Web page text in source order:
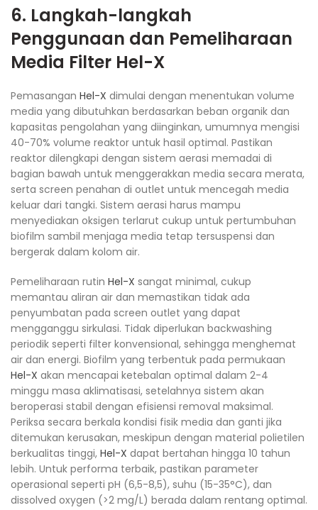
6. Langkah-langkah
Penggunaan dan Pemeliharaan
Media Filter Hel-X
Pemasangan Hel-X dimulai dengan menentukan volume
media yang dibutuhkan berdasarkan beban organik dan
kapasitas pengolahan yang diinginkan, umumnya mengisi
40-70% volume reaktor untuk hasil optimal. Pastikan
reaktor dilengkapi dengan sistem aerasi memadai di
bagian bawah untuk menggerakkan media secara merata,
serta screen penahan di outlet untuk mencegah media
keluar dari tangki. Sistem aerasi harus mampu
menyediakan oksigen terlarut cukup untuk pertumbuhan
biofilm sambil menjaga media tetap tersuspensi dan
bergerak dalam kolom air.​
Pemeliharaan rutin Hel-X sangat minimal, cukup
memantau aliran air dan memastikan tidak ada
penyumbatan pada screen outlet yang dapat
mengganggu sirkulasi. Tidak diperlukan backwashing
periodik seperti filter konvensional, sehingga menghemat
air dan energi. Biofilm yang terbentuk pada permukaan
Hel-X akan mencapai ketebalan optimal dalam 2-4
minggu masa aklimatisasi, setelahnya sistem akan
beroperasi stabil dengan efisiensi removal maksimal.
Periksa secara berkala kondisi fisik media dan ganti jika
ditemukan kerusakan, meskipun dengan material polietilen
berkualitas tinggi, Hel-X dapat bertahan hingga 10 tahun
lebih. Untuk performa terbaik, pastikan parameter
operasional seperti pH (6,5-8,5), suhu (15-35°C), dan
dissolved oxygen (>2 mg/L) berada dalam rentang optimal.​